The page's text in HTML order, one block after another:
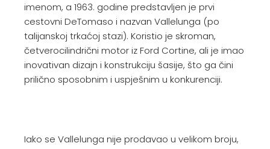
imenom, a 1963. godine predstavljen je prvi
cestovni DeTomaso i nazvan Vallelunga (po
talijanskoj trkaćoj stazi). Koristio je skroman,
četverocilindrični motor iz Ford Cortine, ali je imao
inovativan dizajn i konstrukciju šasije, što ga čini
prilično sposobnim i uspješnim u konkurenciji.
Iako se Vallelunga nije prodavao u velikom broju,